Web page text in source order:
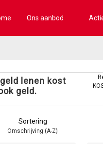
Ons aanbod
lenen kost
geld.
Sortering
Omschrijving (A-Z)